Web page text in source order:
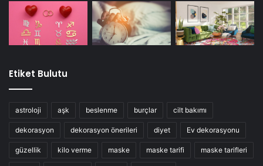
Etiket Bulutu
astroloji aşk beslenme burçlar cilt bakımı
dekorasyon dekorasyon önerileri diyet Ev dekorasyonu
güzellik kilo verme maske maske tarifi maske tarifleri